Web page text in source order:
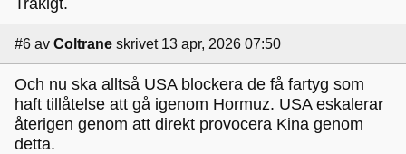
Tråkigt.
#6 av Coltrane skrivet 13 apr, 2026 07:50
Och nu ska alltså USA blockera de få fartyg som
haft tillåtelse att gå igenom Hormuz. USA eskalerar
återigen genom att direkt provocera Kina genom
detta.